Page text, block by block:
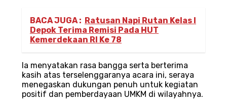
BACA JUGA : Ratusan Napi Rutan Kelas I
Depok Terima Remisi Pada HUT
Kemerdekaan RI Ke 78
Ia menyatakan rasa bangga serta berterima
kasih atas terselenggaranya acara ini, seraya
menegaskan dukungan penuh untuk kegiatan
positif dan pemberdayaan UMKM di wilayahnya.